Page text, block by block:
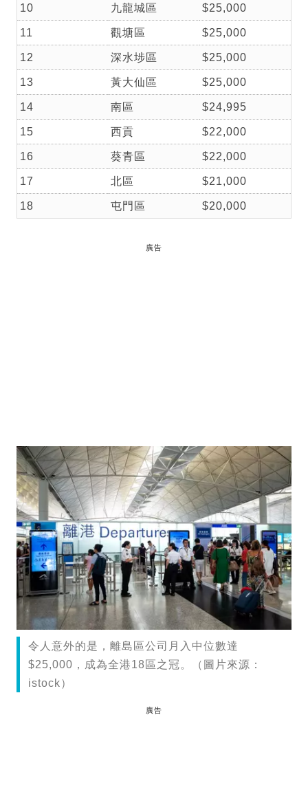
10 九龍城區 $25,000
11 觀塘區 $25,000
12 深水埗區 $25,000
13 黃大仙區 $25,000
14 南區 $24,995
15 西貢 $22,000
16 葵青區 $22,000
17 北區 $21,000
18 屯門區 $20,000
廣告
令人意外的是，離島區公司月入中位數達
$25,000，成為全港18區之冠。（圖片來源：
istock）
廣告